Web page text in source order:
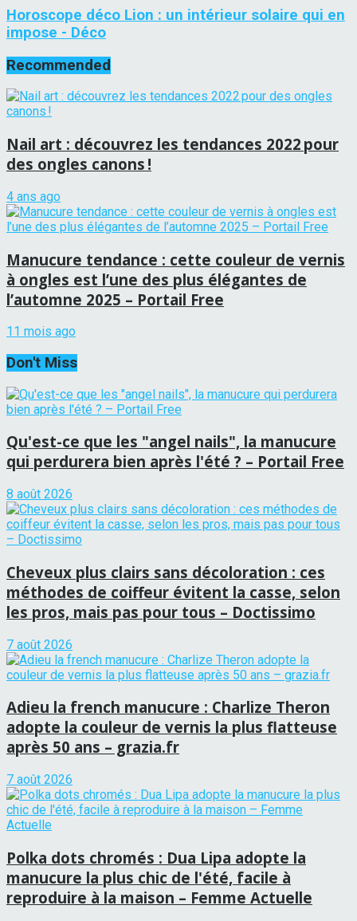
Horoscope déco Lion : un intérieur solaire qui en
impose - Déco
Recommended
Nail art : découvrez les tendances 2022 pour
des ongles canons !
4 ans ago
Manucure tendance : cette couleur de vernis
à ongles est l’une des plus élégantes de
l’automne 2025 – Portail Free
11 mois ago
Don't Miss
Qu'est-ce que les "angel nails", la manucure
qui perdurera bien après l'été ? – Portail Free
8 août 2026
Cheveux plus clairs sans décoloration : ces
méthodes de coiffeur évitent la casse, selon
les pros, mais pas pour tous – Doctissimo
7 août 2026
Adieu la french manucure : Charlize Theron
adopte la couleur de vernis la plus flatteuse
après 50 ans – grazia.fr
7 août 2026
Polka dots chromés : Dua Lipa adopte la
manucure la plus chic de l'été, facile à
reproduire à la maison – Femme Actuelle